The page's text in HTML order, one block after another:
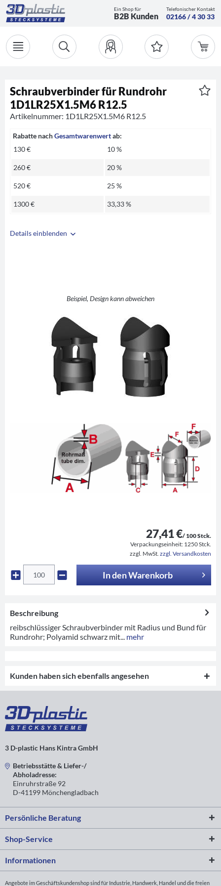
Ein Shop für
B2B Kunden
Telefonischer Kontakt
02166 / 4 30 33
Details einblenden
Beispiel, Design kann abweichen
Schraubverbinder für Rundrohr
1D1LR25X1.5M6 R12.5
Artikelnummer: 1D1LR25X1.5M6 R12.5
Rabatte nachGesamtwarenwertab:
130 €
10 %
260 € 20 %
520 € 25 %
1300 € 33,33 %
27,41 €/ 100 Stck.
Verpackungseinheit: 1250 Stck.
zzgl. MwSt. zzgl. Versandkosten
In denWarenkorb
Beschreibung
reibschlüssiger Schraubverbinder mit Radius und Bund für
Rundrohr; Polyamid schwarz mit...
mehr
Kunden haben sich ebenfalls angesehen
3 D-plastic Hans Kintra GmbH
Betriebsstätte & Liefer-/
Abholadresse:
Einruhrstraße 92
D-41199 Mönchengladbach
Persönliche Beratung
Shop-Service
Informationen
Angebote im Geschäftskundenshop sind für Industrie, Handwerk, Handel und die freien